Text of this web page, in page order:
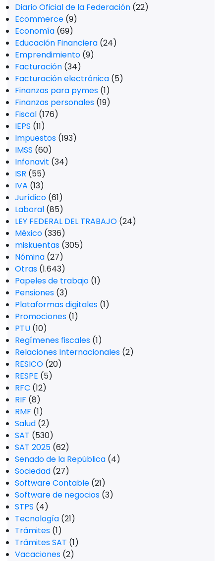
Diario Oficial de la Federación (22)
Ecommerce (9)
Economía (69)
Educación Financiera (24)
Emprendimiento (9)
Facturación (34)
Facturación electrónica (5)
Finanzas para pymes (1)
Finanzas personales (19)
Fiscal (176)
IEPS (11)
Impuestos (193)
IMSS (60)
Infonavit (34)
ISR (55)
IVA (13)
Jurídico (61)
Laboral (85)
LEY FEDERAL DEL TRABAJO (24)
México (336)
miskuentas (305)
Nómina (27)
Otras (1.643)
Papeles de trabajo (1)
Pensiones (3)
Plataformas digitales (1)
Promociones (1)
PTU (10)
Regímenes fiscales (1)
Relaciones Internacionales (2)
RESICO (20)
RESPE (5)
RFC (12)
RIF (8)
RMF (1)
Salud (2)
SAT (530)
SAT 2025 (62)
Senado de la República (4)
Sociedad (27)
Software Contable (21)
Software de negocios (3)
STPS (4)
Tecnología (21)
Trámites (1)
Trámites SAT (1)
Vacaciones (2)